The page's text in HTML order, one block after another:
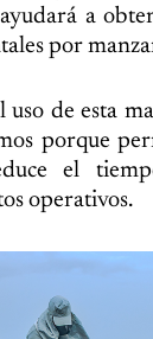
a
por
uso de esta
porque
el
operativos.